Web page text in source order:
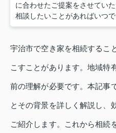
に合わせたご提案をさせていた
相談したいことがあればいつ
宇治市で空き家を相続するこ
こすことがあります。地域特
前の理解が必要です。本記事
とその背景を詳しく解説し、
ご紹介します。これから相続